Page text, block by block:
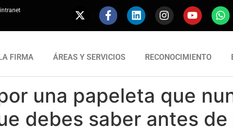
intranet
FIRMA ÁREAS Y SERVICIOS RECONOCIMIENTO
una papeleta que
debes saber antes